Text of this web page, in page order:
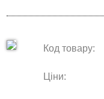
Код товару:
Ціни: